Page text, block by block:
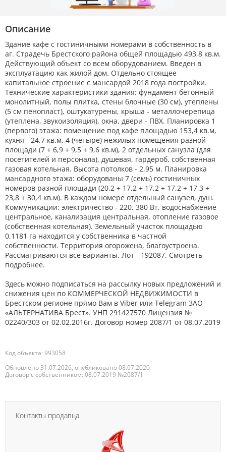
1 607р.
24.07.2026
23.07.2026 1 607р.
21.07.2026 1 607р.
18.07.2026 1 607р.
17.07.2026 1 607р.
16.07.2026 1 607р.
14.07.2026 1 607р.
12.07.2026 1 607р. -6р.
11.07.2026 1 613р. +6р.
9.07.2026 1 607р.
8.07.2026
7.07.2026 1 607р.
3.07.2026 1 607р.
1.07.2026 1 607р.
27.06.2026 1 607р.
Описание
Здание кафе с гостиничными номерами в собственность в
аг. Страдечь Брестского района общей площадью 493,8 кв.м.
Действующий объект со всем оборудованием. Введен в
эксплуатацию как жилой дом. Отдельно стоящее
капитальное строение с мансардой 2018 года постройки.
Технические характеристики здания: фундамент бетонный
монолитный, полы плитка, стены блочные (30 см), утеплены
(5 см пенопласт), оштукатурены, крыша - металлочерепица
(утеплена, звукоизоляция), окна, двери - ПВХ. Планировка 1
(первого) этажа: помещение под кафе площадью 153,4 кв.м,
кухня - 24,7 кв.м, 4 (четыре) нежилых помещения разной
площади (7 + 6,9 + 9,5 + 9,6 кв.м), 2 отдельных санузла (для
посетителей и персонала), душевая, гардероб, собственная
газовая котельная. Высота потолков - 2,95 м. Планировка
мансардного этажа: оборудованы 7 (семь) гостиничных
номеров разной площади (20,2 + 17,2 + 17,2 + 17,2 + 17,3 +
23,8 + 30,4 кв.м). В каждом номере отдельный санузел, душ.
Коммуникации: электричество - 220, 380 Вт, водоснабжение
центральное, канализация центральная, отопление газовое
(собственная котельная). Земельный участок площадью
0,1181 га находится у собственника в частной
собственности. Территория огорожена, благоустроена.
Рассматриваются все варианты. Лот - 192087. Смотреть
подробнее.
Здесь можно подписаться на рассылку новых предложений и
снижения цен по КОММЕРЧЕСКОЙ НЕДВИЖИМОСТИ в
Брестском регионе прямо Вам в Viber или Telegram ЗАО
«АЛЬТЕРНАТИВА Брест». УНП 291427570 Лицензия №
02240/303 от 02.02.2016г. Договор номер 2087/1 от 08.07.2019
Код объекта: 993058
Обновлено 31.07.2026, опубликовано 08.07.2020
Договор с собственником: 08.07.2019 №2087/1
Контакты продавца